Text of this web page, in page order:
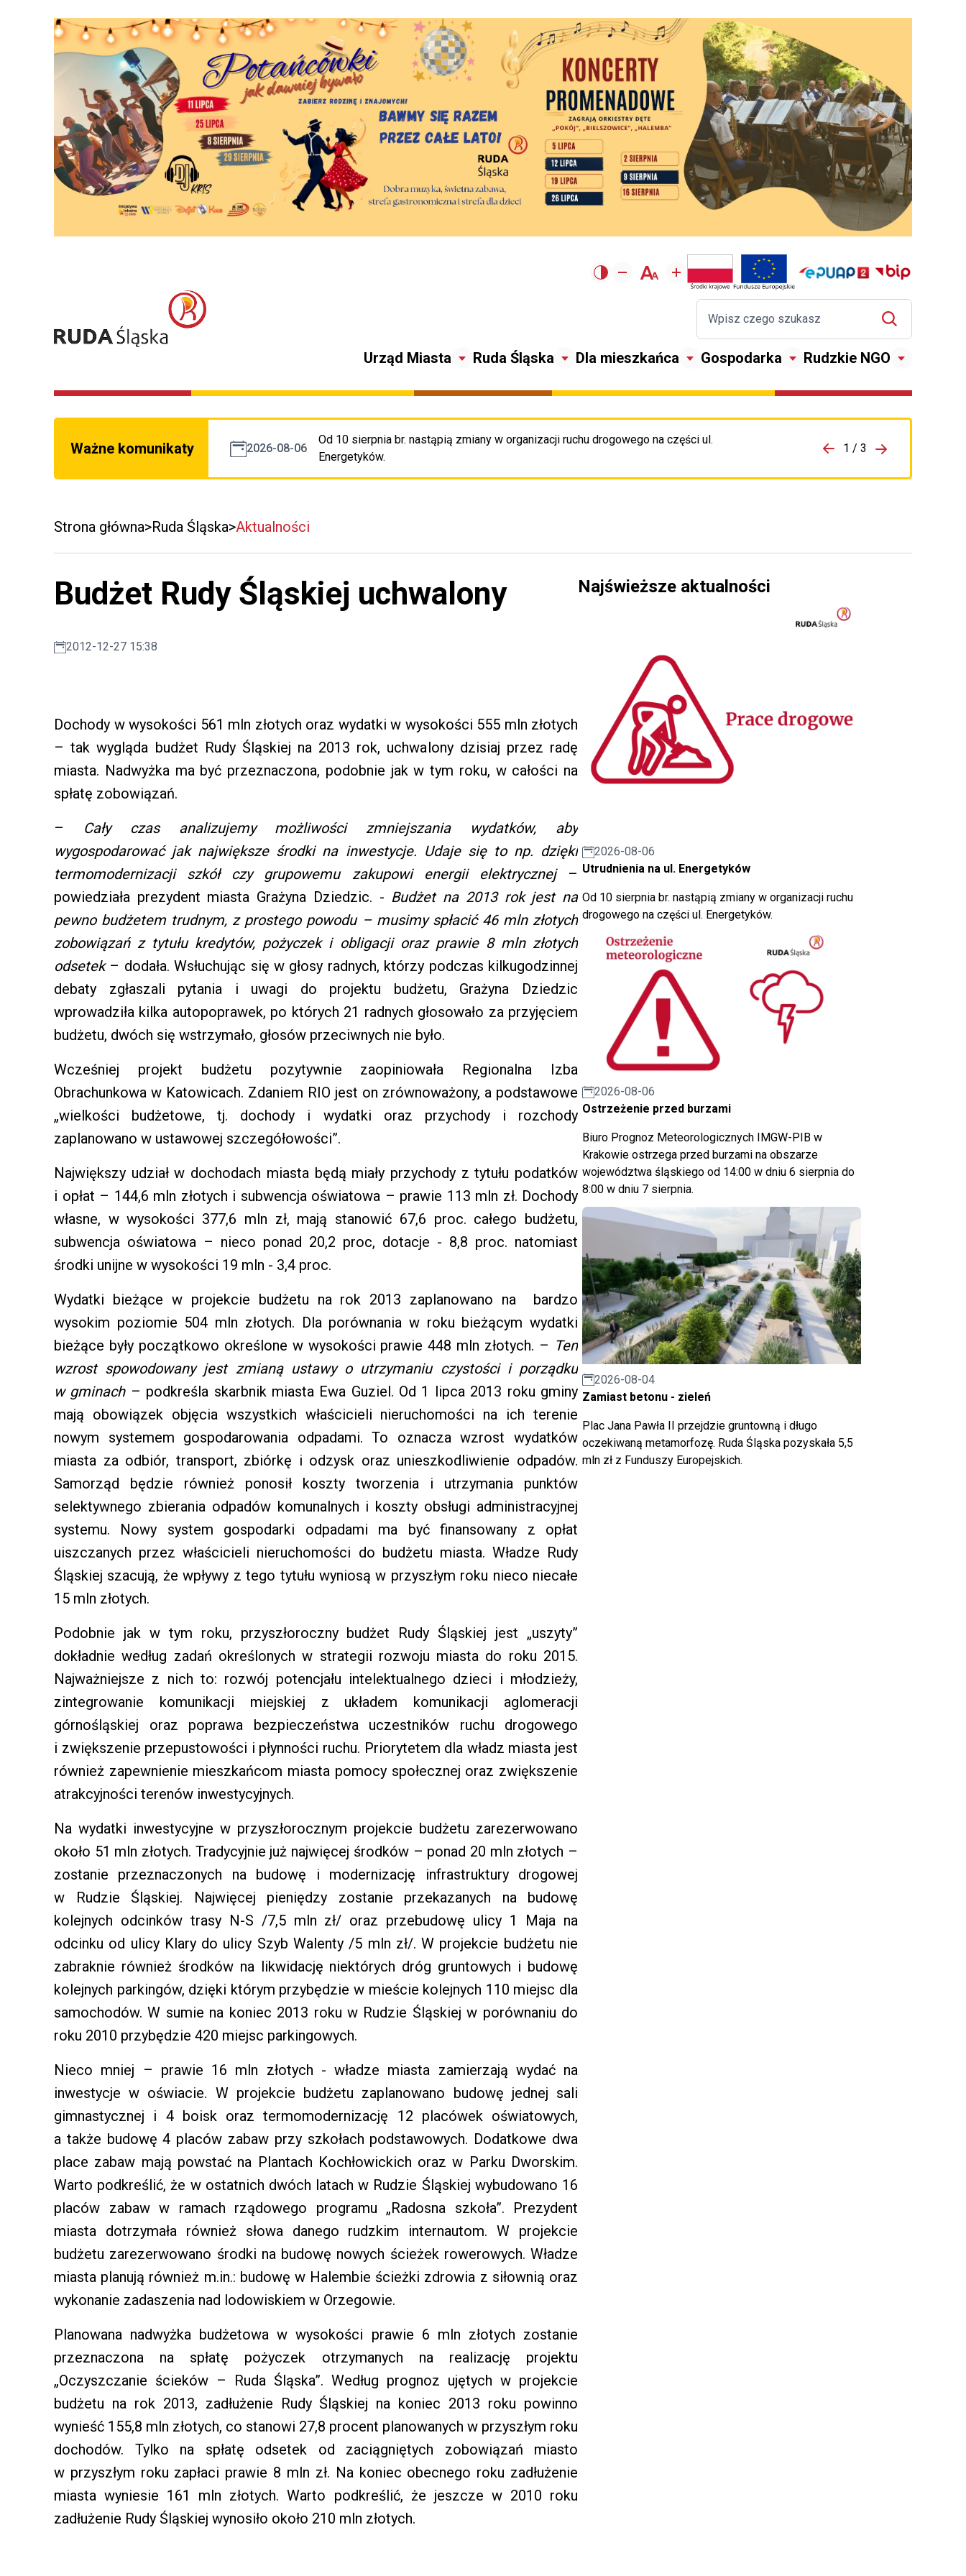
Urząd Miasta Ruda Śląska Dla mieszkańca Gospodarka Rudzkie NGO
Ważne komunikaty 2026-08-06
Od 10 sierpnia br. nastąpią zmiany w organizacji ruchu drogowego na części ul.
Energetyków.
Przejdź do porzpedniego komunikatu 1 / 3
Przejdź do
Strona główna Ruda Śląska Aktualności
Budżet Rudy Śląskiej uchwalony
2012-12-27 15:38
Dochody w wysokości 561 mln złotych oraz wydatki w wysokości 555 mln złotych
– tak wygląda budżet Rudy Śląskiej na 2013 rok, uchwalony dzisiaj przez radę
miasta. Nadwyżka ma być przeznaczona, podobnie jak w tym roku, w całości na
spłatę zobowiązań.
– Cały czas analizujemy możliwości zmniejszania wydatków, aby
wygospodarować jak największe środki na inwestycje. Udaje się to np. dzięki
termomodernizacji szkół czy grupowemu zakupowi energii elektrycznej–
powiedziała prezydent miasta Grażyna Dziedzic. - Budżet na 2013 rok jest na
pewno budżetem trudnym, z prostego powodu – musimy spłacić 46 mln złotych
zobowiązań z tytułu kredytów, pożyczek i obligacji oraz prawie 8 mln złotych
odsetek– dodała. Wsłuchując się w głosy radnych, którzy podczas kilkugodzinnej
debaty zgłaszali pytania i uwagi do projektu budżetu, Grażyna Dziedzic
wprowadziła kilka autopoprawek, po których 21 radnych głosowało za przyjęciem
budżetu, dwóch się wstrzymało, głosów przeciwnych nie było.
Wcześniej projekt budżetu pozytywnie zaopiniowała Regionalna Izba
Obrachunkowa w Katowicach. Zdaniem RIO jest on zrównoważony, a podstawowe
„wielkości budżetowe, tj. dochody i wydatki oraz przychody i rozchody
zaplanowano w ustawowej szczegółowości”.
Największy udział w dochodach miasta będą miały przychody z tytułu podatków
i opłat – 144,6 mln złotych i subwencja oświatowa – prawie 113 mln zł. Dochody
własne, w wysokości 377,6 mln zł, mają stanowić 67,6 proc. całego budżetu,
subwencja oświatowa – nieco ponad 20,2 proc, dotacje - 8,8 proc. natomiast
środki unijne w wysokości 19 mln - 3,4 proc.
Wydatki bieżące w projekcie budżetu na rok 2013 zaplanowano na bardzo
wysokim poziomie 504 mln złotych. Dla porównania w roku bieżącym wydatki
bieżące były początkowo określone w wysokości prawie 448 mln złotych. – Ten
wzrost spowodowany jest zmianą ustawy o utrzymaniu czystości i porządku
w gminach– podkreśla skarbnik miasta Ewa Guziel. Od 1 lipca 2013 roku gminy
mają obowiązek objęcia wszystkich właścicieli nieruchomości na ich terenie
nowym systemem gospodarowania odpadami. To oznacza wzrost wydatków
miasta za odbiór, transport, zbiórkę i odzysk oraz unieszkodliwienie odpadów.
Samorząd będzie również ponosił koszty tworzenia i utrzymania punktów
selektywnego zbierania odpadów komunalnych i koszty obsługi administracyjnej
systemu. Nowy system gospodarki odpadami ma być finansowany z opłat
uiszczanych przez właścicieli nieruchomości do budżetu miasta. Władze Rudy
Śląskiej szacują, że wpływy z tego tytułu wyniosą w przyszłym roku nieco niecałe
15 mln złotych.
Podobnie jak w tym roku, przyszłoroczny budżet Rudy Śląskiej jest „uszyty”
dokładnie według zadań określonych w strategii rozwoju miasta do roku 2015.
Najważniejsze z nich to: rozwój potencjału intelektualnego dzieci i młodzieży,
zintegrowanie komunikacji miejskiej z układem komunikacji aglomeracji
górnośląskiej oraz poprawa bezpieczeństwa uczestników ruchu drogowego
i zwiększenie przepustowości i płynności ruchu. Priorytetem dla władz miasta jest
również zapewnienie mieszkańcom miasta pomocy społecznej oraz zwiększenie
atrakcyjności terenów inwestycyjnych.
Na wydatki inwestycyjne w przyszłorocznym projekcie budżetu zarezerwowano
około 51 mln złotych. Tradycyjnie już najwięcej środków – ponad 20 mln złotych –
zostanie przeznaczonych na budowę i modernizację infrastruktury drogowej
w Rudzie Śląskiej. Najwięcej pieniędzy zostanie przekazanych na budowę
kolejnych odcinków trasy N-S /7,5 mln zł/ oraz przebudowę ulicy 1 Maja na
odcinku od ulicy Klary do ulicy Szyb Walenty /5 mln zł/. W projekcie budżetu nie
zabraknie również środków na likwidację niektórych dróg gruntowych i budowę
kolejnych parkingów, dzięki którym przybędzie w mieście kolejnych 110 miejsc dla
samochodów. W sumie na koniec 2013 roku w Rudzie Śląskiej w porównaniu do
roku 2010 przybędzie 420 miejsc parkingowych.
Nieco mniej – prawie 16 mln złotych - władze miasta zamierzają wydać na
inwestycje w oświacie. W projekcie budżetu zaplanowano budowę jednej sali
gimnastycznej i 4 boisk oraz termomodernizację 12 placówek oświatowych,
a także budowę 4 placów zabaw przy szkołach podstawowych. Dodatkowe dwa
place zabaw mają powstać na Plantach Kochłowickich oraz w Parku Dworskim.
Warto podkreślić, że w ostatnich dwóch latach w Rudzie Śląskiej wybudowano 16
placów zabaw w ramach rządowego programu „Radosna szkoła”. Prezydent
miasta dotrzymała również słowa danego rudzkim internautom. W projekcie
budżetu zarezerwowano środki na budowę nowych ścieżek rowerowych. Władze
miasta planują również m.in.: budowę w Halembie ścieżki zdrowia z siłownią oraz
wykonanie zadaszenia nad lodowiskiem w Orzegowie.
Planowana nadwyżka budżetowa w wysokości prawie 6 mln złotych zostanie
przeznaczona na spłatę pożyczek otrzymanych na realizację projektu
„Oczyszczanie ścieków – Ruda Śląska”. Według prognoz ujętych w projekcie
budżetu na rok 2013, zadłużenie Rudy Śląskiej na koniec 2013 roku powinno
wynieść 155,8 mln złotych, co stanowi 27,8 procent planowanych w przyszłym roku
dochodów. Tylko na spłatę odsetek od zaciągniętych zobowiązań miasto
w przyszłym roku zapłaci prawie 8 mln zł. Na koniec obecnego roku zadłużenie
miasta wyniesie 161 mln złotych. Warto podkreślić, że jeszcze w 2010 roku
zadłużenie Rudy Śląskiej wynosiło około 210 mln złotych.
Najświeższe aktualności
2026-08-06
Utrudnienia na ul. Energetyków
Od 10 sierpnia br. nastąpią zmiany w organizacji ruchu
drogowego na części ul. Energetyków.
2026-08-06
Ostrzeżenie przed burzami
Biuro Prognoz Meteorologicznych IMGW-PIB w
Krakowie ostrzega przed burzami na obszarze
województwa śląskiego od 14:00 w dniu 6 sierpnia do
8:00 w dniu 7 sierpnia.
2026-08-04
Zamiast betonu - zieleń
Plac Jana Pawła II przejdzie gruntowną i długo
oczekiwaną metamorfozę. Ruda Śląska pozyskała 5,5
mln zł z Funduszy Europejskich.